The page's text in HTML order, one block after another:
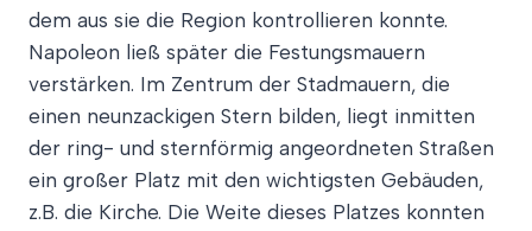
dem aus sie die Region kontrollieren konnte.
Napoleon ließ später die Festungsmauern
verstärken. Im Zentrum der Stadmauern, die
einen neunzackigen Stern bilden, liegt inmitten
der ring- und sternförmig angeordneten Straßen
ein großer Platz mit den wichtigsten Gebäuden,
z.B. die Kirche. Die Weite dieses Platzes konnten